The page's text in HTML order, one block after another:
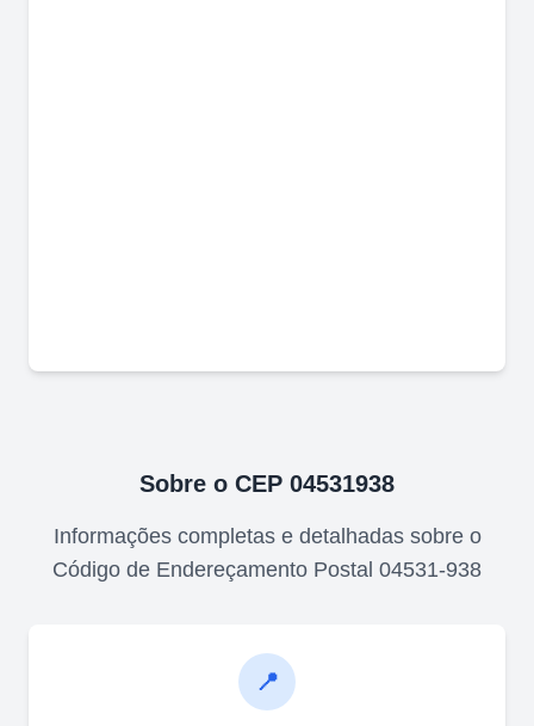
Sobre o CEP 04531938
Informações completas e detalhadas sobre o
Código de Endereçamento Postal 04531-938
📍